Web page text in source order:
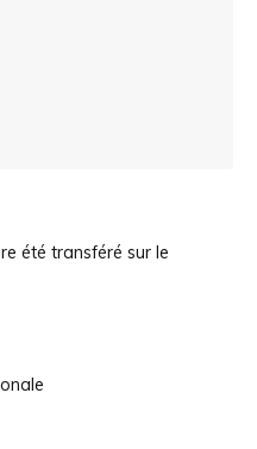
été transféré sur le